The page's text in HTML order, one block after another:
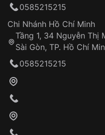
Khách hàng kiểm
Đảm bảo quyền lợi
Đồng hành cùng
trình sử dụng
0585215215
Chi Nhánh Hồ Chí Minh
Tầng 1, 34 Nguyễn Thị
Sài Gòn, TP. Hồ Chí
0585215215